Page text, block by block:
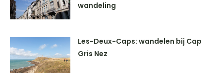
wandeling
Les-Deux-Caps: wandelen bij Cap
Gris Nez